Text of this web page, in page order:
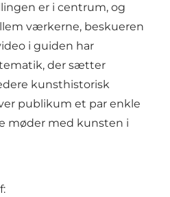
er i centrum, og
værkerne, beskueren
i guiden har
der sætter
kunsthistorisk
publikum et par enkle
møder med kunsten i